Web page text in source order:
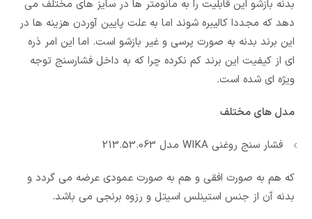
بدنه بازشو این قابلیت را به مانومتر ها در سایز های مختلف می
دهد که مجددا کالیبره شوند اما به علت پایین آوردن هزینه ها در
این برند بدنه به صورت پرسی و غیر بازشو است. اما این امر ذره
ای از کیفیت این برند کم نکرده چرا که به داخل فشارسنج توجه
ویژه ای شده است.
مدل های مختلف
فشار سنج روغنی WIKA مدل 213.53.063
که هم به صورت افقی و هم به صورت عمودی عرضه می گردد و
بدنه آن از جنس استینلس اسیتل و رزوه برنجی می باشد.